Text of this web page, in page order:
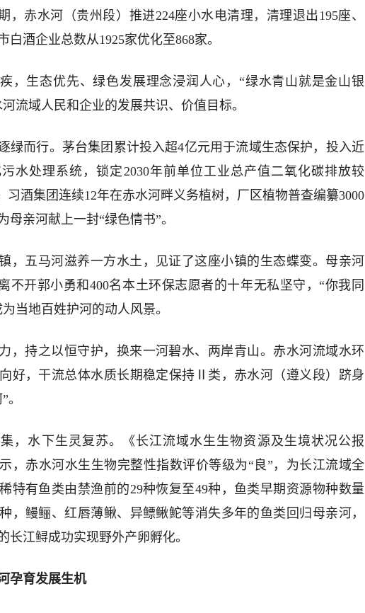
，赤水河（贵州段）推进224座小水电清理，清理退出195座、
白酒企业总数从1925家优化至868家。
，生态优先、绿色发展理念浸润人心，“绿水青山就是金山银
流域人民和企业的发展共识、价值目标。
绿而行。茅台集团累计投入超4亿元用于流域生态保护，投入近
水处理系统，锁定2030年前单位工业总产值二氧化碳排放较
习酒集团连续12年在赤水河畔义务植树，厂区植物普查编纂3000
母亲河献上一封“绿色情书”。
，五马河滋养一方水土，见证了这座小镇的生态蝶变。母亲河
不开郭小勇和400名本土环保志愿者的十年无私坚守，“你我同
当地百姓护河的动人风景。
，持之以恒守护，换来一河碧水、两岸青山。赤水河流域水环
好，干流总体水质长期稳定保持Ⅱ类，赤水河（遵义段）跻身
。
，水下生灵复苏。《长江流域水生生物资源及生境状况公报
示，赤水河水生生物完整性指数评价等级为“良”，为长江流域全
特有鱼类由禁渔前的29种恢复至49种，鱼类早期资源物种数量
，鳗鲡、红唇薄鳅、异鳔鳅鮀等消失多年的鱼类回归母亲河，
长江鲟成功实现野外产卵孵化。
孕育发展生机